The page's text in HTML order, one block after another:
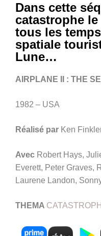
Dans cette
catastrophe
tous les
spatiale
Lune…
AIRPLANE II : THE
1982 – USA
Réalisé par Ken
Avec Robert Hays,
Everett, Peter Graves,
Laurene Landon,
THEMA